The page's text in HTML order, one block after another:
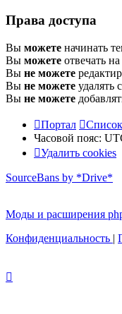
Права доступа
Вы можете начинать
Вы можете отвечать
Вы не можете
Вы не можете удалять
Вы не можете
Портал
Часовой пояс:
Удалить cookies
SourceBans by *Drive*
Моды и расширения
Конфиденциальность |